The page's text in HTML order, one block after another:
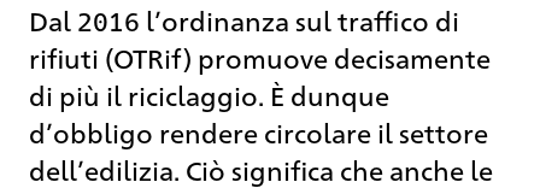
Dal 2016 l’ordinanza sul traffico di
rifiuti (OTRif) promuove decisamente
di più il riciclaggio. È dunque
d’obbligo rendere circolare il settore
dell’edilizia. Ciò significa che anche le